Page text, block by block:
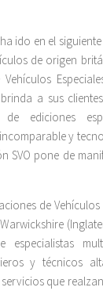
ido en el
de origen
a sus
ediciones
y
SVO pone de
de
y técnicos
que